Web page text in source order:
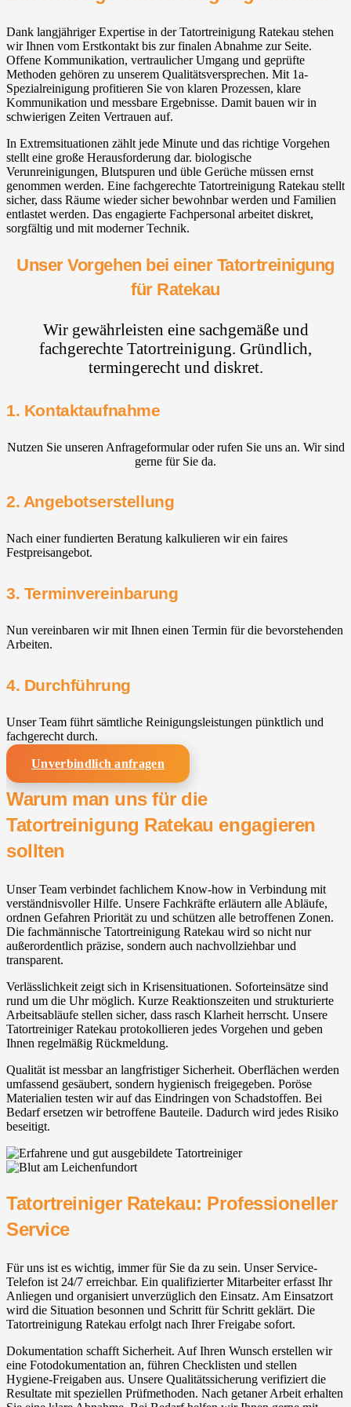
Dank langjähriger Expertise in der Tatortreinigung Ratekau stehen
wir Ihnen vom Erstkontakt bis zur finalen Abnahme zur Seite.
Offene Kommunikation, vertraulicher Umgang und geprüfte
Methoden gehören zu unserem Qualitätsversprechen. Mit 1a-
Spezialreinigung profitieren Sie von klaren Prozessen, klare
Kommunikation und messbare Ergebnisse. Damit bauen wir in
schwierigen Zeiten Vertrauen auf.
In Extremsituationen zählt jede Minute und das richtige Vorgehen
stellt eine große Herausforderung dar. biologische
Verunreinigungen, Blutspuren und üble Gerüche müssen ernst
genommen werden. Eine fachgerechte Tatortreinigung Ratekau stellt
sicher, dass Räume wieder sicher bewohnbar werden und Familien
entlastet werden. Das engagierte Fachpersonal arbeitet diskret,
sorgfältig und mit moderner Technik.
Unser Vorgehen bei einer Tatortreinigung
für Ratekau
Wir gewährleisten eine sachgemäße und
fachgerechte Tatortreinigung. Gründlich,
termingerecht und diskret.
1. Kontaktaufnahme
Nutzen Sie unseren Anfrageformular oder rufen Sie uns an. Wir sind
gerne für Sie da.
2. Angebotserstellung
Nach einer fundierten Beratung kalkulieren wir ein faires
Festpreisangebot.
3. Terminvereinbarung
Nun vereinbaren wir mit Ihnen einen Termin für die bevorstehenden
Arbeiten.
4. Durchführung
Unser Team führt sämtliche Reinigungsleistungen pünktlich und
fachgerecht durch.
Unverbindlich anfragen
Warum man uns für die
Tatortreinigung Ratekau engagieren
sollten
Unser Team verbindet fachlichem Know-how in Verbindung mit
verständnisvoller Hilfe. Unsere Fachkräfte erläutern alle Abläufe,
ordnen Gefahren Priorität zu und schützen alle betroffenen Zonen.
Die fachmännische Tatortreinigung Ratekau wird so nicht nur
außerordentlich präzise, sondern auch nachvollziehbar und
transparent.
Verlässlichkeit zeigt sich in Krisensituationen. Soforteinsätze sind
rund um die Uhr möglich. Kurze Reaktionszeiten und strukturierte
Arbeitsabläufe stellen sicher, dass rasch Klarheit herrscht. Unsere
Tatortreiniger Ratekau protokollieren jedes Vorgehen und geben
Ihnen regelmäßig Rückmeldung.
Qualität ist messbar an langfristiger Sicherheit. Oberflächen werden
umfassend gesäubert, sondern hygienisch freigegeben. Poröse
Materialien testen wir auf das Eindringen von Schadstoffen. Bei
Bedarf ersetzen wir betroffene Bauteile. Dadurch wird jedes Risiko
beseitigt.
Tatortreiniger Ratekau: Professioneller
Service
Für uns ist es wichtig, immer für Sie da zu sein. Unser Service-
Telefon ist 24/7 erreichbar. Ein qualifizierter Mitarbeiter erfasst Ihr
Anliegen und organisiert unverzüglich den Einsatz. Am Einsatzort
wird die Situation besonnen und Schritt für Schritt geklärt. Die
Tatortreinigung Ratekau erfolgt nach Ihrer Freigabe sofort.
Dokumentation schafft Sicherheit. Auf Ihren Wunsch erstellen wir
eine Fotodokumentation an, führen Checklisten und stellen
Hygiene-Freigaben aus. Unsere Qualitätssicherung verifiziert die
Resultate mit speziellen Prüfmethoden. Nach getaner Arbeit erhalten